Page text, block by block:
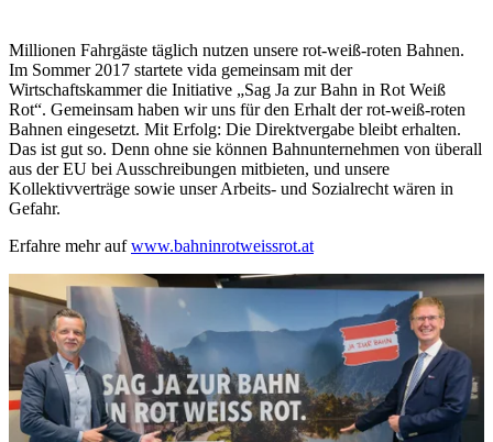
Millionen Fahrgäste täglich nutzen unsere rot-weiß-roten Bahnen.
Im Sommer 2017 startete vida gemeinsam mit der
Wirtschaftskammer die Initiative „Sag Ja zur Bahn in Rot Weiß
Rot“. Gemeinsam haben wir uns für den Erhalt der rot-weiß-roten
Bahnen eingesetzt. Mit Erfolg: Die Direktvergabe bleibt erhalten.
Das ist gut so. Denn ohne sie können Bahnunternehmen von überall
aus der EU bei Ausschreibungen mitbieten, und unsere
Kollektivverträge sowie unser Arbeits- und Sozialrecht wären in
Gefahr.
Erfahre mehr aufwww.bahninrotweissrot.at